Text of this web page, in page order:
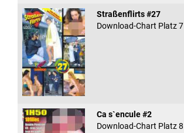
Straßenflirts #27
Download-Chart Platz 7
Ca s`encule #2
Download-Chart Platz 8